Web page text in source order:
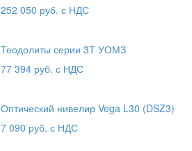
252 050 руб. с НДС
Теодолиты серии 3Т УОМЗ
77 394 руб. с НДС
Оптический нивелир Vega L30 (DSZ3)
7 090 руб. с НДС